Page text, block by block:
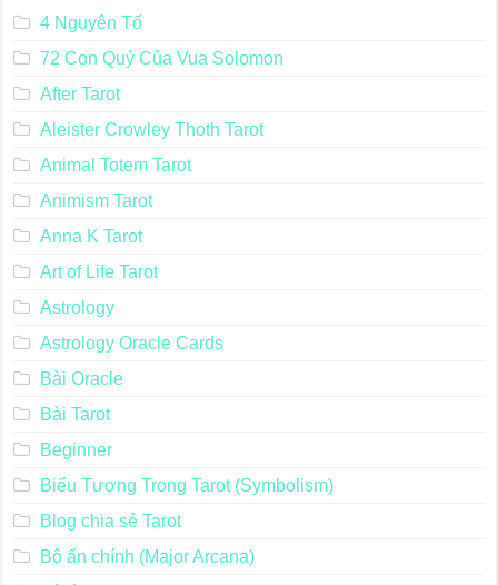
4 Nguyên Tố
72 Con Quỷ Của Vua Solomon
After Tarot
Aleister Crowley Thoth Tarot
Animal Totem Tarot
Animism Tarot
Anna K Tarot
Art of Life Tarot
Astrology
Astrology Oracle Cards
Bài Oracle
Bài Tarot
Beginner
Biểu Tượng Trong Tarot (Symbolism)
Blog chia sẻ Tarot
Bộ ẩn chính (Major Arcana)